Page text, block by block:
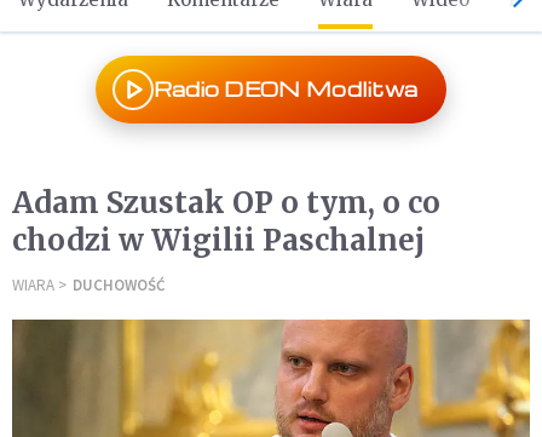
Radio DEON Modlitwa
Adam Szustak OP o tym, o co
chodzi w Wigilii Paschalnej
WIARA DUCHOWOŚĆ